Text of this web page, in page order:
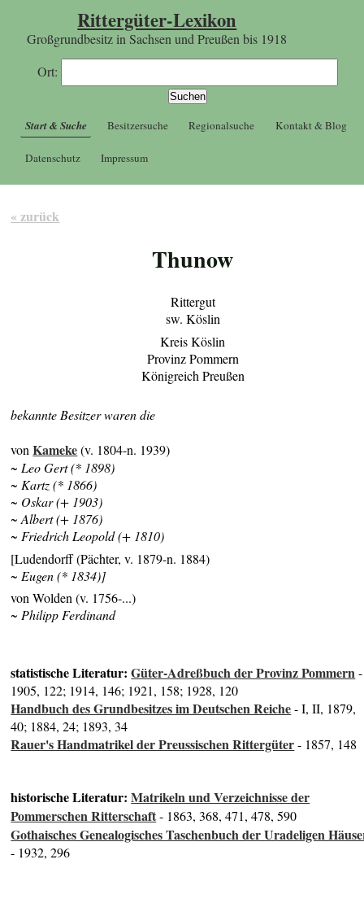
Rittergüter-Lexikon
Großgrundbesitz in Sachsen und Preußen bis 1918
Ort:
Start & Suche Besitzersuche Regionalsuche Kontakt & Blog
Datenschutz Impressum
« zurück
Thunow
Rittergut
sw. Köslin
Kreis Köslin
Provinz Pommern
Königreich Preußen
bekannte Besitzer waren die
vonKameke(v. 1804-n. 1939)
~ Leo Gert (* 1898)
~ Kartz (* 1866)
~ Oskar (+ 1903)
~ Albert (+ 1876)
~ Friedrich Leopold (+ 1810)
[Ludendorff (Pächter, v. 1879-n. 1884)
~ Eugen (* 1834)]
von Wolden (v. 1756-...)
~ Philipp Ferdinand
statistische Literatur:Güter-Adreßbuch der Provinz Pommern-
1905, 122; 1914, 146; 1921, 158; 1928, 120
Handbuch des Grundbesitzes im Deutschen Reiche- I, II, 1879,
40; 1884, 24; 1893, 34
Rauer's Handmatrikel der Preussischen Rittergüter- 1857, 148
historische Literatur:Matrikeln und Verzeichnisse der
Pommerschen Ritterschaft- 1863, 368, 471, 478, 590
Gothaisches Genealogisches Taschenbuch der Uradeligen
- 1932, 296